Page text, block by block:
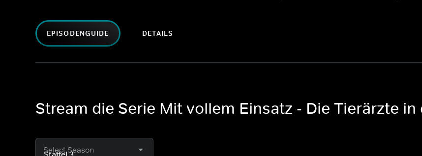
EPISODENGUIDE DETAILS
Stream die Serie Mit vollem Einsatz - Die Tierärzte
Select Season